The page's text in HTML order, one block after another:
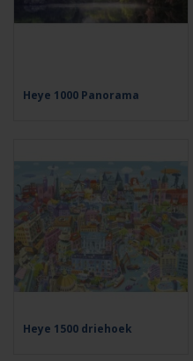
Heye 1000 Panorama
Heye 1500 driehoek